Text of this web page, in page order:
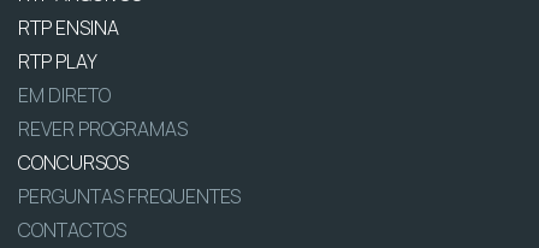
RTP ENSINA
RTP PLAY
EM DIRETO
REVER PROGRAMAS
CONCURSOS
PERGUNTAS FREQUENTES
CONTACTOS